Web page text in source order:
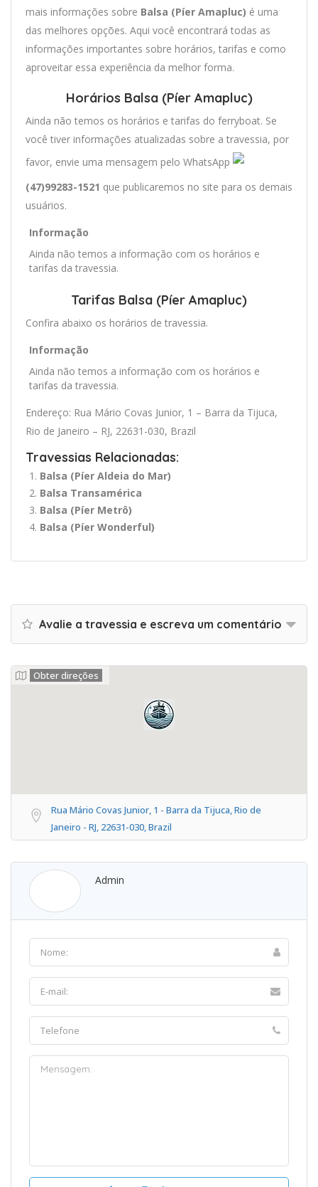
mais informações sobre Balsa (Píer Amapluc) é uma
das melhores opções. Aqui você encontrará todas as
informações importantes sobre horários, tarifas e como
aproveitar essa experiência da melhor forma.
Horários Balsa (Píer Amapluc)
Ainda não temos os horários e tarifas do ferryboat. Se
você tiver informações atualizadas sobre a travessia, por
favor, envie uma mensagem pelo WhatsApp
(47)99283-1521 que publicaremos no site para os demais
usuários.
Informação
Ainda não temos a informação com os horários e
tarifas da travessia.
Tarifas Balsa (Píer Amapluc)
Confira abaixo os horários de travessia.
Informação
Ainda não temos a informação com os horários e
tarifas da travessia.
Endereço: Rua Mário Covas Junior, 1 – Barra da Tijuca,
Rio de Janeiro – RJ, 22631-030, Brazil
Travessias Relacionadas:
Balsa (Píer Aldeia do Mar)
Balsa Transamérica
Balsa (Píer Metrô)
Balsa (Píer Wonderful)
Avalie a travessia e escreva um comentário
Obter direções
Rua Mário Covas Junior, 1 - Barra da Tijuca, Rio de
Janeiro - RJ, 22631-030, Brazil
Admin